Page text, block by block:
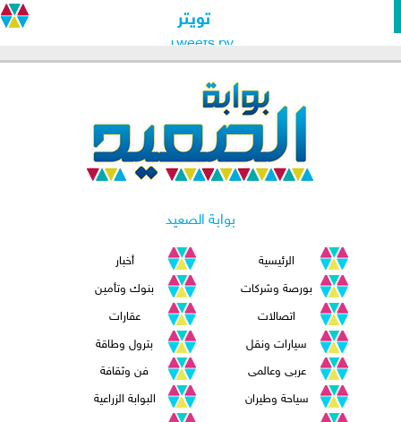
تويتر
Tweets by
بوابة الصعيد
الرئيسية
أخبار
بورصة وشركات
بنوك وتأمين
اتصالات
عقارات
سيارات ونقل
بترول وطاقة
عربى وعالمى
فن وثقافة
سياحة وطيران
البوابة الزراعية